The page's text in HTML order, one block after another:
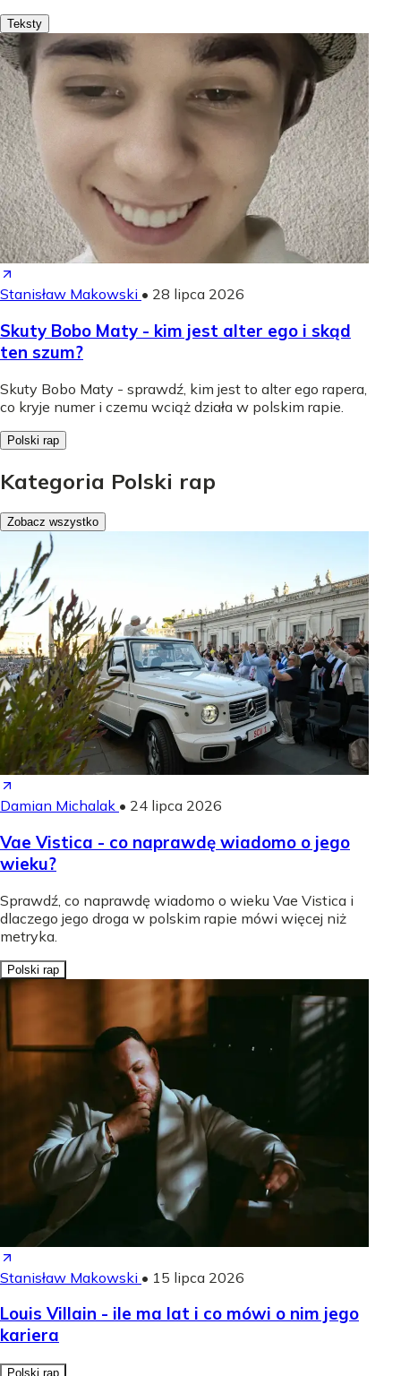
Teksty
Stanisław Makowski • 28 lipca 2026
Skuty Bobo Maty - kim jest alter ego i skąd
ten szum?
Skuty Bobo Maty - sprawdź, kim jest to alter ego rapera,
co kryje numer i czemu wciąż działa w polskim rapie.
Polski rap
Kategoria Polski rap
Zobacz wszystko
Damian Michalak • 24 lipca 2026
Vae Vistica - co naprawdę wiadomo o jego
wieku?
Sprawdź, co naprawdę wiadomo o wieku Vae Vistica i
dlaczego jego droga w polskim rapie mówi więcej niż
metryka.
Polski rap
Stanisław Makowski • 15 lipca 2026
Louis Villain - ile ma lat i co mówi o nim jego
kariera
Polski rap